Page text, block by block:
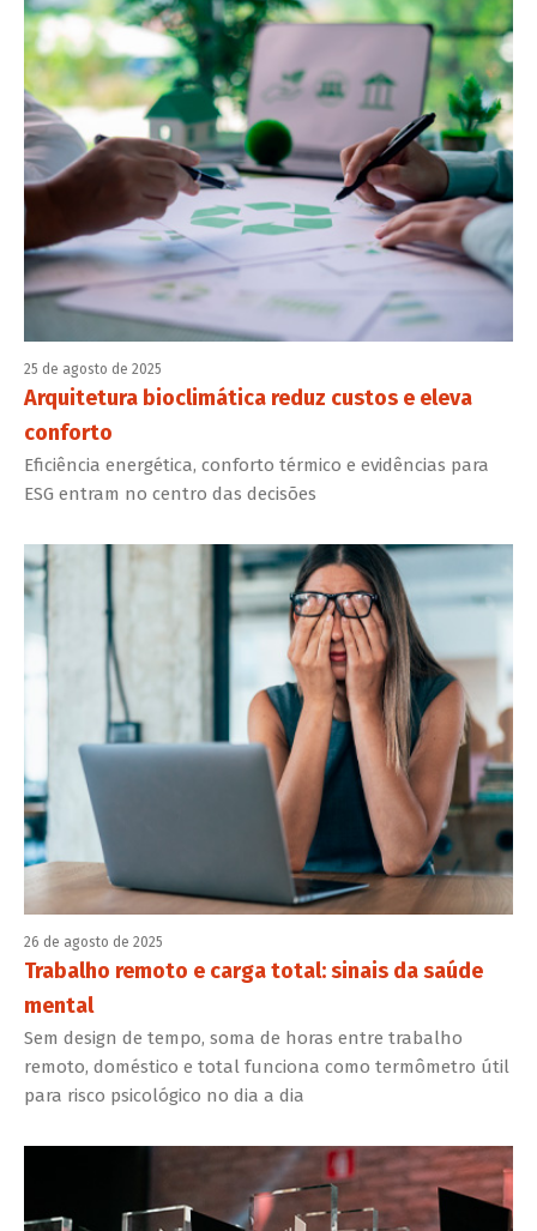
25 de agosto de 2025
Arquitetura bioclimática reduz custos e eleva
conforto
Eficiência energética, conforto térmico e evidências para
ESG entram no centro das decisões
26 de agosto de 2025
Trabalho remoto e carga total: sinais da saúde
mental
Sem design de tempo, soma de horas entre trabalho
remoto, doméstico e total funciona como termômetro útil
para risco psicológico no dia a dia